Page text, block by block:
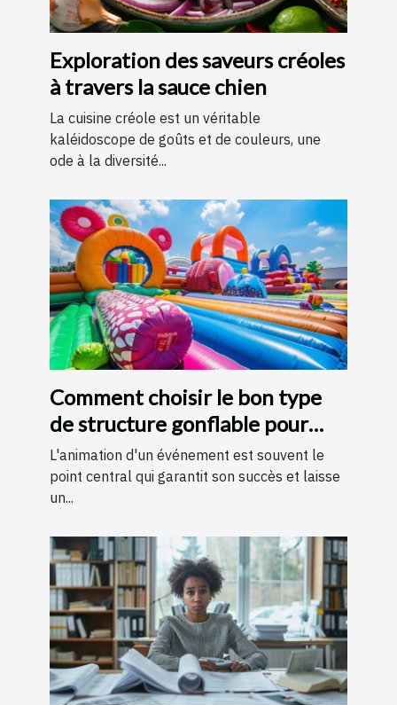
Exploration des saveurs créoles
à travers la sauce chien
La cuisine créole est un véritable
kaléidoscope de goûts et de couleurs, une
ode à la diversité...
Comment choisir le bon type
de structure gonflable pour
votre événement
L'animation d'un événement est souvent le
point central qui garantit son succès et laisse
un...